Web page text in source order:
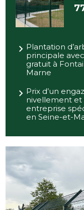
Plantation
principale
gratuit à
Marne
Prix d’un
nivellement et
entreprise
en Seine-et-